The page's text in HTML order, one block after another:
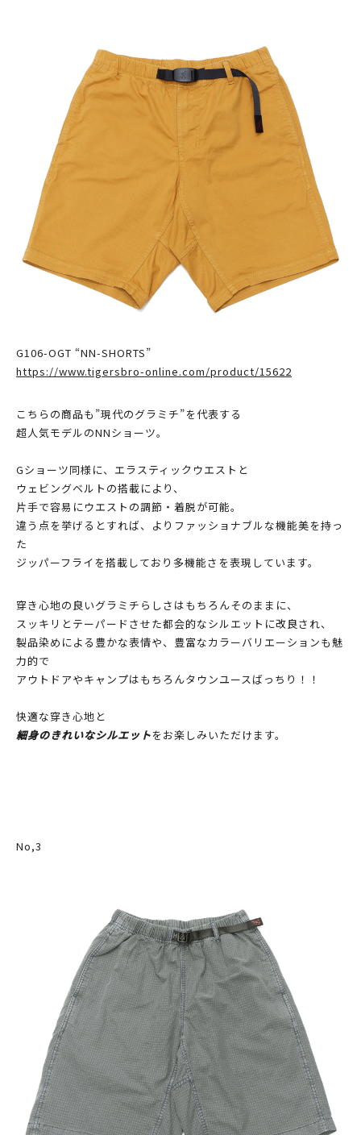
G106-OGT “NN-SHORTS”
https://www.tigersbro-online.com/product/15622
こちらの商品も”現代のグラミチ”を代表する
超人気モデルのNNショーツ。
Gショーツ同様に、エラスティックウエストと
ウェビングベルトの搭載により、
片手で容易にウエストの調節・着脱が可能。
違う点を挙げるとすれば、よりファッショナブルな機能美を持っ
た
ジッパーフライを搭載しており多機能さを表現しています。
穿き心地の良いグラミチらしさはもちろんそのままに、
スッキリとテーパードさせた都会的なシルエットに改良され、
製品染めによる豊かな表情や、豊富なカラーバリエーションも魅
力的で
アウトドアやキャンプはもちろんタウンユースばっちり！！
快適な穿き心地と
細身のきれいなシルエットをお楽しみいただけます。
No,3